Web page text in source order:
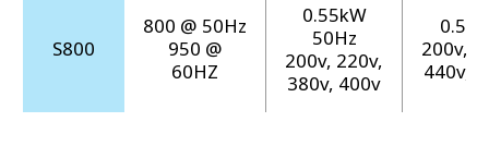
S800
800 @ 50Hz
950 @
60HZ
0.55kW
50Hz
200v, 220v,
380v, 400v
200v,
440v,